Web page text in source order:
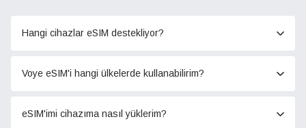
Hangi cihazlar eSIM destekliyor?
Voye eSIM'i hangi ülkelerde kullanabilirim?
eSIM'imi cihazıma nasıl yüklerim?